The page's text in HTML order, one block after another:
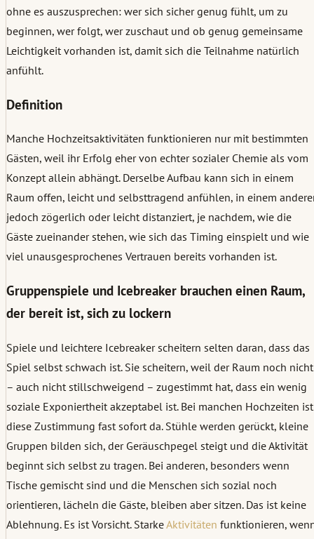
ohne es auszusprechen: wer sich sicher genug fühlt, um zu
beginnen, wer folgt, wer zuschaut und ob genug gemeinsame
Leichtigkeit vorhanden ist, damit sich die Teilnahme natürlich
anfühlt.
Definition
Manche Hochzeitsaktivitäten funktionieren nur mit bestimmten
Gästen, weil ihr Erfolg eher von echter sozialer Chemie als vom
Konzept allein abhängt. Derselbe Aufbau kann sich in einem
Raum offen, leicht und selbsttragend anfühlen, in einem
jedoch zögerlich oder leicht distanziert, je nachdem, wie die
Gäste zueinander stehen, wie sich das Timing einspielt und wie
viel unausgesprochenes Vertrauen bereits vorhanden ist.
Gruppenspiele und Icebreaker brauchen einen Raum,
der bereit ist, sich zu lockern
Spiele und leichtere Icebreaker scheitern selten daran, dass das
Spiel selbst schwach ist. Sie scheitern, weil der Raum noch nicht
– auch nicht stillschweigend – zugestimmt hat, dass ein wenig
soziale Exponiertheit akzeptabel ist. Bei manchen Hochzeiten ist
diese Zustimmung fast sofort da. Stühle werden gerückt, kleine
Gruppen bilden sich, der Geräuschpegel steigt und die Aktivität
beginnt sich selbst zu tragen. Bei anderen, besonders wenn
Tische gemischt sind und die Menschen sich sozial noch
orientieren, lächeln die Gäste, bleiben aber sitzen. Das ist keine
Ablehnung. Es ist Vorsicht. StarkeAktivitäten funktionieren,